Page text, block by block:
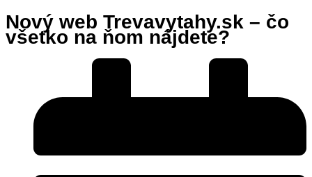
Nový web Trevavytahy.sk – čo
všetko na ňom nájdete?